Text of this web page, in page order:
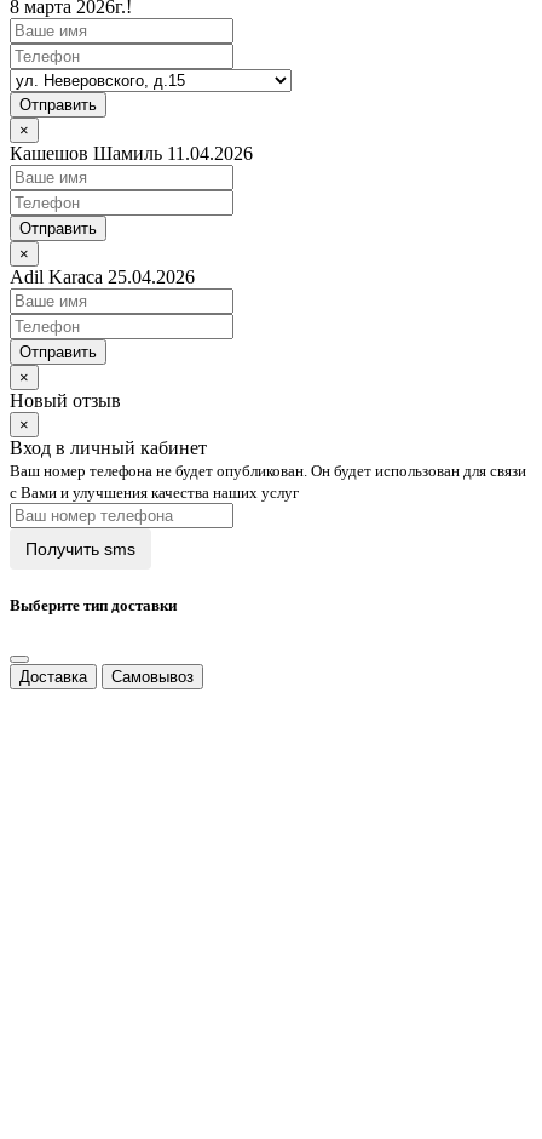
8 марта 2026г.!
Отправить
×
Кашешов Шамиль 11.04.2026
Отправить
×
Adil Karaca 25.04.2026
Отправить
×
Новый отзыв
×
Вход в личный кабинет
Ваш номер телефона не будет опубликован. Он будет использован для связи
с Вами и улучшения качества наших услуг
Выберите тип доставки
Доставка Самовывоз